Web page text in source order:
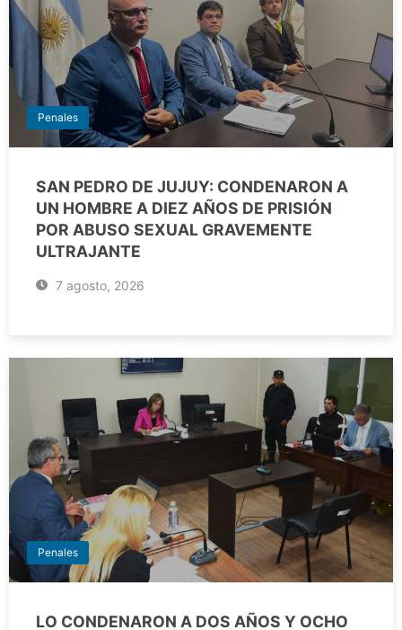
Penales
SAN PEDRO DE JUJUY: CONDENARON A
UN HOMBRE A DIEZ AÑOS DE PRISIÓN
POR ABUSO SEXUAL GRAVEMENTE
ULTRAJANTE
7 agosto, 2026
Penales
LO CONDENARON A DOS AÑOS Y OCHO